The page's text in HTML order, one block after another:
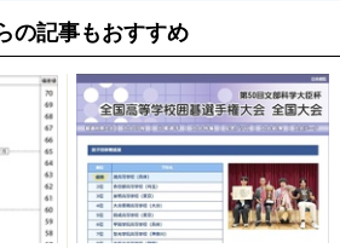
の記事もおすすめ